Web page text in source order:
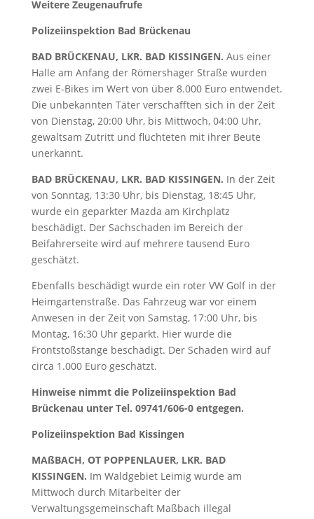
Weitere Zeugenaufrufe
Polizeiinspektion Bad Brückenau
BAD BRÜCKENAU, LKR. BAD KISSINGEN. Aus einer
Halle am Anfang der Römershager Straße wurden
zwei E-Bikes im Wert von über 8.000 Euro entwendet.
Die unbekannten Täter verschafften sich in der Zeit
von Dienstag, 20:00 Uhr, bis Mittwoch, 04:00 Uhr,
gewaltsam Zutritt und flüchteten mit ihrer Beute
unerkannt.
BAD BRÜCKENAU, LKR. BAD KISSINGEN. In der Zeit
von Sonntag, 13:30 Uhr, bis Dienstag, 18:45 Uhr,
wurde ein geparkter Mazda am Kirchplatz
beschädigt. Der Sachschaden im Bereich der
Beifahrerseite wird auf mehrere tausend Euro
geschätzt.
Ebenfalls beschädigt wurde ein roter VW Golf in der
Heimgartenstraße. Das Fahrzeug war vor einem
Anwesen in der Zeit von Samstag, 17:00 Uhr, bis
Montag, 16:30 Uhr geparkt. Hier wurde die
Frontstoßstange beschädigt. Der Schaden wird auf
circa 1.000 Euro geschätzt.
Hinweise nimmt die Polizeiinspektion Bad
Brückenau unter Tel. 09741/606-0 entgegen.
Polizeiinspektion Bad Kissingen
MAßBACH, OT POPPENLAUER, LKR. BAD
KISSINGEN. Im Waldgebiet Leimig wurde am
Mittwoch durch Mitarbeiter der
Verwaltungsgemeinschaft Maßbach illegal